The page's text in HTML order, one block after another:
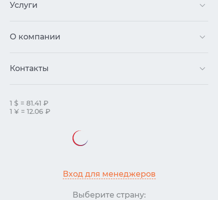
Услуги
О компании
Контакты
1 $ = 81.41 ₽
1 ¥ = 12.06 ₽
Вход для менеджеров
Выберите страну: